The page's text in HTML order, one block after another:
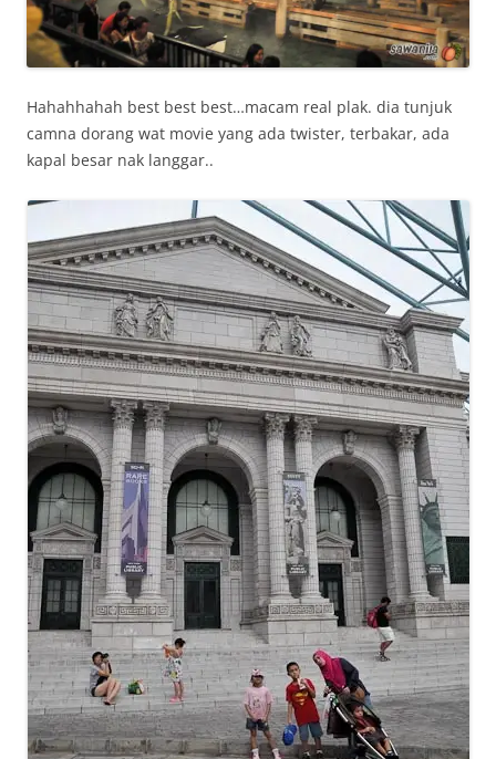
Hahahhahah best best best…macam real plak. dia tunjuk
camna dorang wat movie yang ada twister, terbakar, ada
kapal besar nak langgar..